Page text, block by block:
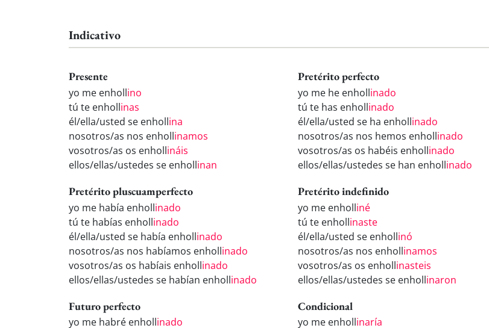
Indicativo
Presente
yo me enhollino
tú te enhollinas
él/ella/usted se enhollina
nosotros/as nos enhollinamos
vosotros/as os enhollináis
ellos/ellas/ustedes se enhollinan
Pretérito perfecto
yo me he enhollinado
tú te has enhollinado
él/ella/usted se ha enhollinado
nosotros/as nos hemos enhollinado
vosotros/as os habéis enhollinado
ellos/ellas/ustedes se han enhollinado
Pretérito pluscuamperfecto
yo me había enhollinado
tú te habías enhollinado
él/ella/usted se había enhollinado
nosotros/as nos habíamos enhollinado
vosotros/as os habíais enhollinado
ellos/ellas/ustedes se habían enhollinado
Pretérito indefinido
yo me enholliné
tú te enhollinaste
él/ella/usted se enhollinó
nosotros/as nos enhollinamos
vosotros/as os enhollinasteis
ellos/ellas/ustedes se enhollinaron
Futuro perfecto
yo me habré enhollinado
Condicional
yo me enhollinaría